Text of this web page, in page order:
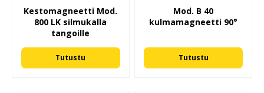
Kestomagneetti Mod.
800 LK silmukalla
tangoille
Tutustu
Mod. B 40
kulmamagneetti 90°
Tutustu